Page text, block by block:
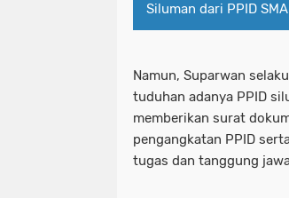
Siluman dari PPID
Namun, Suparwan
tuduhan adanya PPID
memberikan surat
pengangkatan PPID
tugas dan tanggung